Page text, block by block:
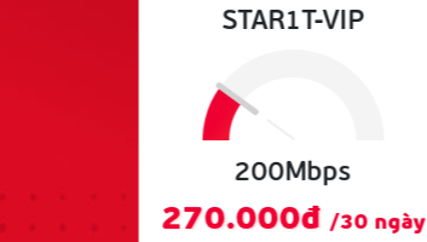
ngày
STAR1T-VIP
200Mbps
270.000đ/30 ngày